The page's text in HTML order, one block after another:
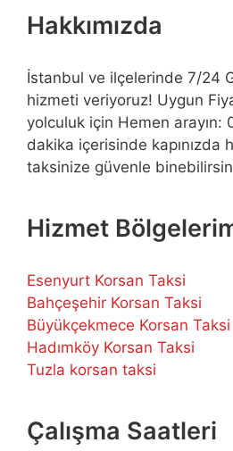
Hakkımızda
İstanbul ve ilçelerinde 7/24
hizmeti veriyoruz! Uygun
yolculuk için Hemen arayın:
dakika içerisinde kapınızda
taksinize güvenle
Hizmet
Esenyurt Korsan Taksi
Bahçeşehir Korsan Taksi
Büyükçekmece Korsan Taksi
Hadımköy Korsan Taksi
Tuzla korsan taksi
Çalışma Saatleri